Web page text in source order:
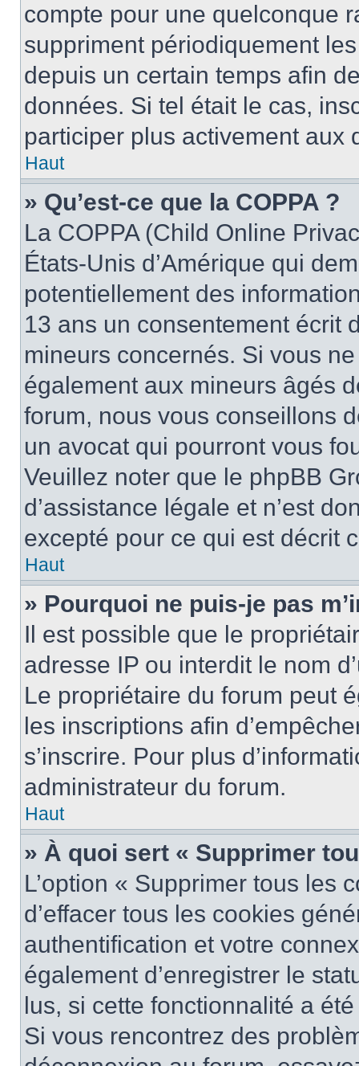
compte pour une quelconque
suppriment périodiquement
depuis un certain temps afin
données. Si tel était le cas,
participer plus activement aux
Haut
» Qu’est-ce que la COPPA ?
La COPPA (Child Online
États-Unis d’Amérique qui
potentiellement des
13 ans un consentement écrit
mineurs concernés. Si vous
également aux mineurs âgés
forum, nous vous conseillons
un avocat qui pourront vous
Veuillez noter que le phpBB
d’assistance légale et n’est
excepté pour ce qui est décrit
Haut
» Pourquoi ne puis-je pas
Il est possible que le
adresse IP ou interdit le nom
Le propriétaire du forum peut
les inscriptions afin
s’inscrire. Pour plus
administrateur du forum.
Haut
» À quoi sert « Supprimer
L’option « Supprimer tous les
d’effacer tous les cookies
authentification et votre
également d’enregistrer le
lus, si cette fonctionnalité a
Si vous rencontrez des